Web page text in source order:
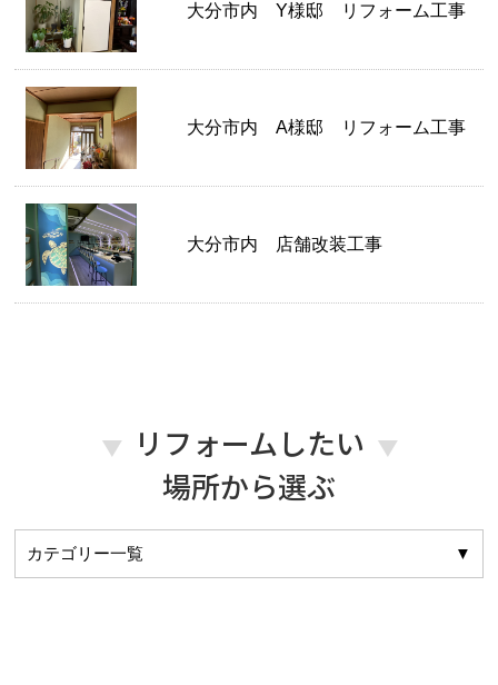
大分市内 Y様邸 リフォーム工事
大分市内 A様邸 リフォーム工事
大分市内 店舗改装工事
リフォームしたい
場所から選ぶ
カテゴリー一覧 ▼